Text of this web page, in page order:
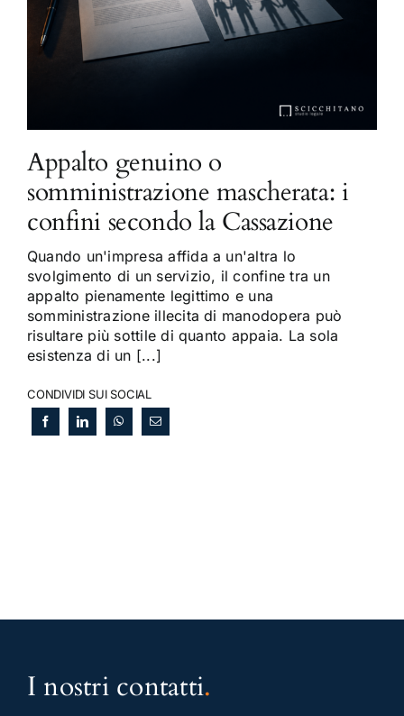
Appalto genuino o
somministrazione mascherata: i
confini secondo la Cassazione
Quando un'impresa affida a un'altra lo
svolgimento di un servizio, il confine tra un
appalto pienamente legittimo e una
somministrazione illecita di manodopera può
risultare più sottile di quanto appaia. La sola
esistenza di un [...]
CONDIVIDI SUI SOCIAL
I nostri contatti.